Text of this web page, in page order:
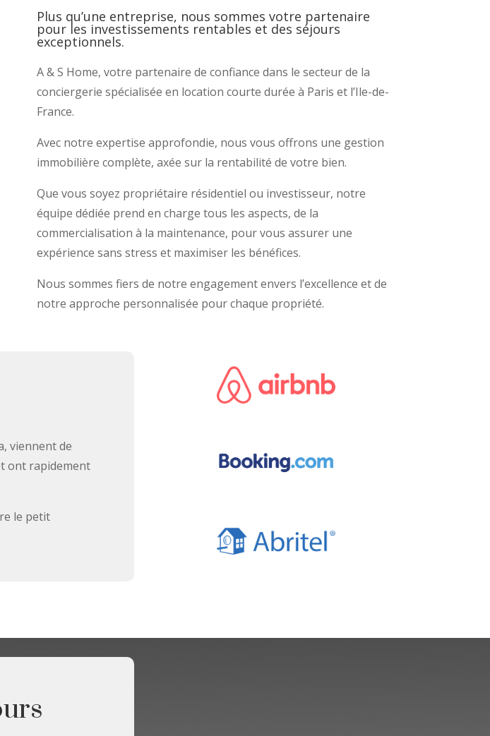
Plus qu’une entreprise, nous sommes votre partenaire
pour les investissements rentables et des séjours
exceptionnels.
A & S Home, votre partenaire de confiance dans le secteur de la
conciergerie spécialisée en location courte durée à Paris et l’Ile-de-
France.
Avec notre expertise approfondie, nous vous offrons une gestion
immobilière complète, axée sur la rentabilité de votre bien.
Que vous soyez propriétaire résidentiel ou investisseur, notre
équipe dédiée prend en charge tous les aspects, de la
commercialisation à la maintenance, pour vous assurer une
expérience sans stress et maximiser les bénéfices.
Nous sommes fiers de notre engagement envers l’excellence et de
notre approche personnalisée pour chaque propriété.
viennent de
ont rapidement
le petit